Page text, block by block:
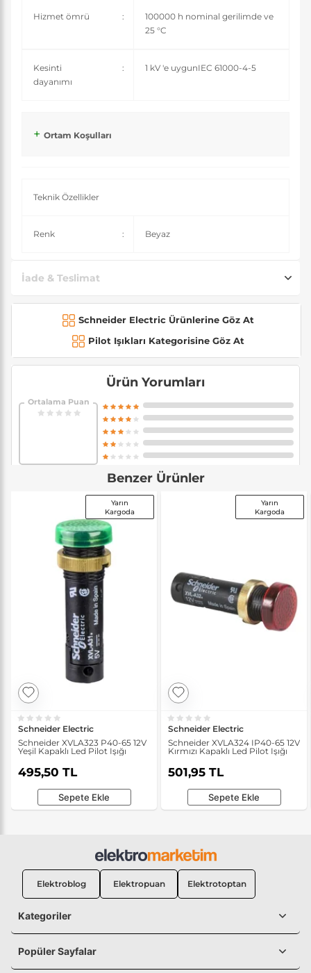
Hizmet ömrü :
100000 h nominal gerilimde ve
25 °C
Kesinti
dayanımı
: 1 kV 'e uygunIEC 61000-4-5
Ortam Koşulları
Teknik Özellikler
Renk : Beyaz
İade & Teslimat
Schneider Electric Ürünlerine Göz At
Pilot Işıkları Kategorisine Göz At
Ürün Yorumları
Ortalama Puan
Benzer Ürünler
Yarın
Kargoda
Schneider Electric
Schneider XVLA323 P40-65 12V
Yeşil Kapaklı Led Pilot Işığı
495,50 TL
Sepete Ekle
Yarın
Kargoda
Schneider Electric
Schneider XVLA324 IP40-65 12V
Kırmızı Kapaklı Led Pilot Işığı
501,95 TL
Sepete Ekle
Elektroblog Elektropuan Elektrotoptan
Kategoriler
Popüler Sayfalar